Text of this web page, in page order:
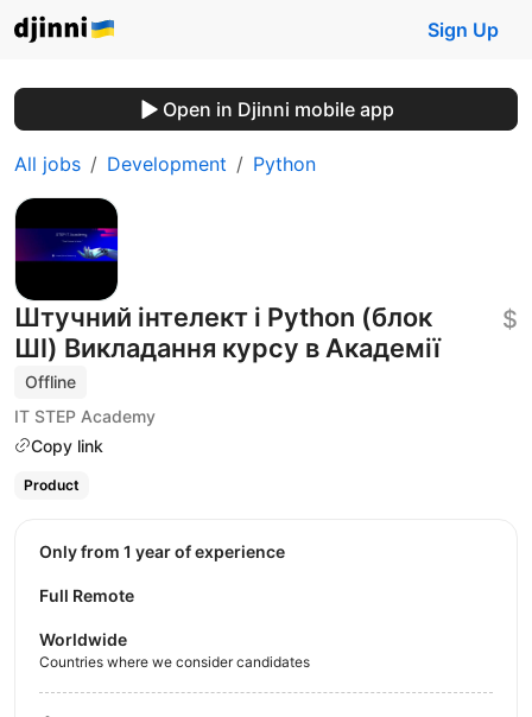
Sign Up
Open in Djinni mobile app
All jobs Development Python
Штучний інтелект і Python (блок
ШІ) Викладання курсу в Академії
Offline
IT STEP Academy
Copy link
$
Product
Only from 1 year of experience
Full Remote
Worldwide
Countries where we consider candidates